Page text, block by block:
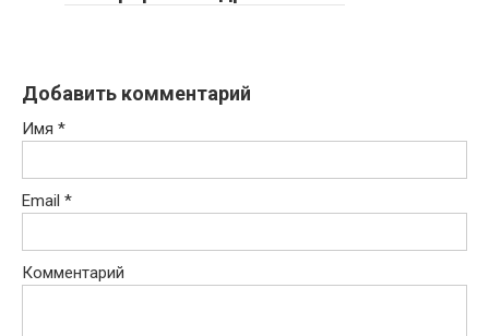
Добавить комментарий
Имя *
Email *
Комментарий